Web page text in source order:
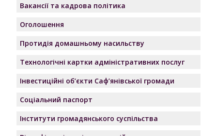
Вакансії та кадрова політика
Оголошення
Протидія домашньому насильству
Технологічні картки адміністративних послуг
Інвестиційні об’єкти Саф’янівської громади
Соціальний паспорт
Інститути громадянського суспільства